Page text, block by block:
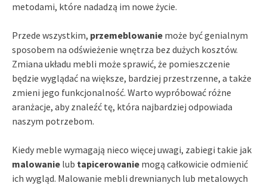
metodami, które nadadzą im nowe życie.
Przede wszystkim, przemeblowanie może być genialnym
sposobem na odświeżenie wnętrza bez dużych kosztów.
Zmiana układu mebli może sprawić, że pomieszczenie
będzie wyglądać na większe, bardziej przestrzenne, a także
zmieni jego funkcjonalność. Warto wypróbować różne
aranżacje, aby znaleźć tę, która najbardziej odpowiada
naszym potrzebom.
Kiedy meble wymagają nieco więcej uwagi, zabiegi takie jak
malowanie lub tapicerowanie mogą całkowicie odmienić
ich wygląd. Malowanie mebli drewnianych lub metalowych